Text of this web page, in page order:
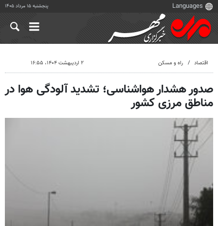
پنجشنبه ۱۵ مرداد ۱۴۰۵
اقتصاد راه و مسکن ۲ اردیبهشت ۱۴۰۴، ۱۶:۵۵
صدور هشدار هواشناسی؛ تشدید آلودگی هوا در
مناطق مرزی کشور